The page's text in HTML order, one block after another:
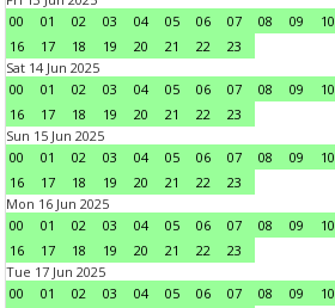
00
01 02 03 04 05 06 07 08 09 10
16
17 18 19 20 21 22
23
Sat 14 Jun 2025
00
01 02 03 04 05 06 07 08 09 10
16
17 18 19 20 21 22
23
Sun 15 Jun 2025
00
01 02 03 04 05 06 07 08 09 10
16
17 18 19 20 21 22
23
Mon 16 Jun 2025
00
01 02 03 04 05 06 07 08 09 10
16
17 18 19 20 21 22
23
Tue 17 Jun 2025
00
01 02 03 04 05 06 07 08 09 10